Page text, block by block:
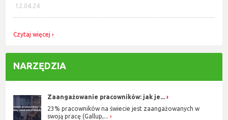
12.04.24
Czytaj więcej
NARZĘDZIA
Zaangażowanie pracowników: jak je...
23% pracowników na świecie jest zaangażowanych w
swoją pracę (Gallup,...